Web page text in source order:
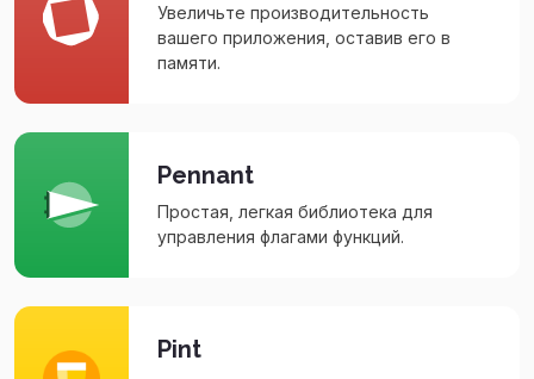
Увеличьте производительность
вашего приложения, оставив его в
памяти.
Pennant
Простая, легкая библиотека для
управления флагами функций.
Pint